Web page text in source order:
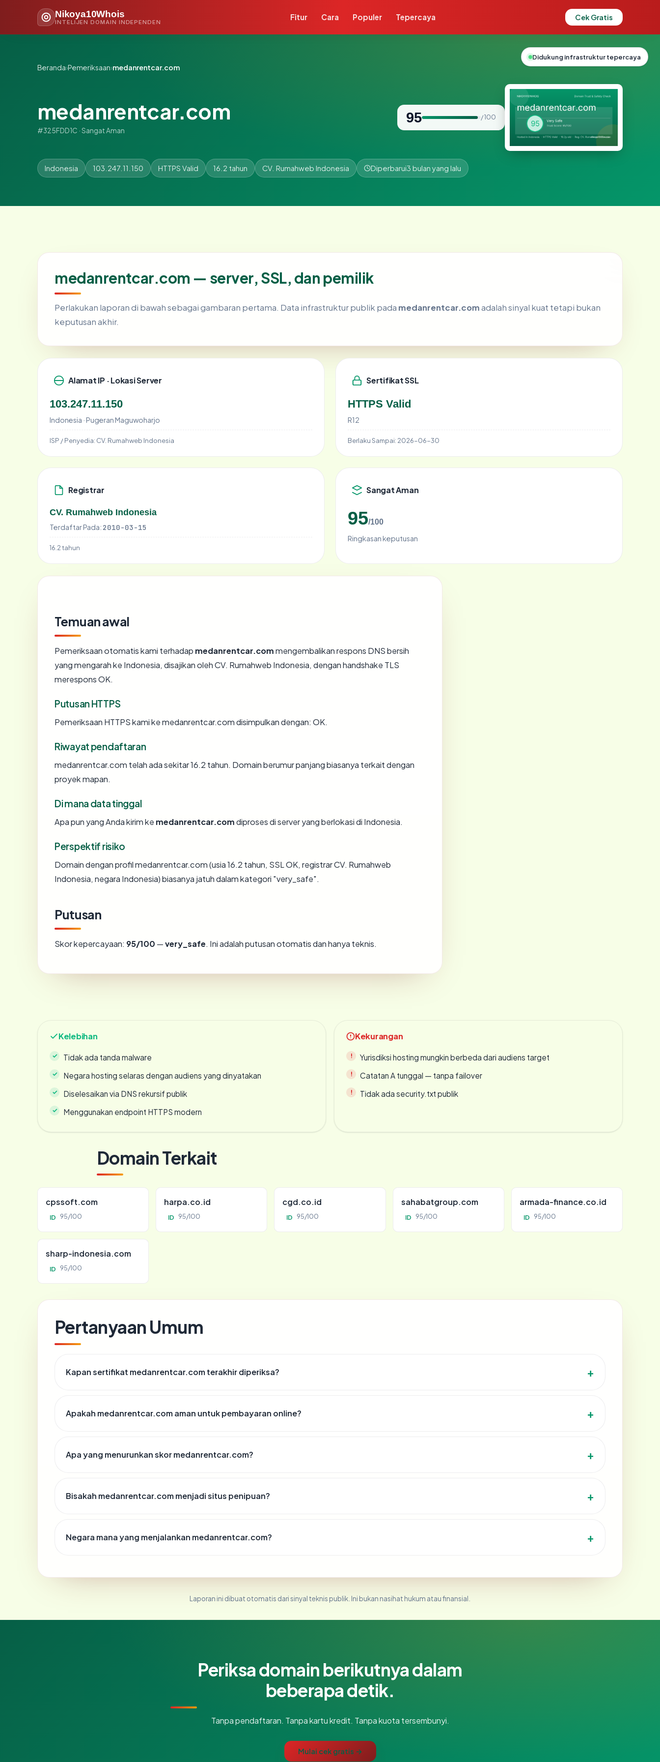
Nikoya10Whois
INTELIJEN DOMAIN INDEPENDEN
Fitur Cara Populer Tepercaya Cek Gratis
Beranda›Pemeriksaan›medanrentcar.com
medanrentcar.com
#325FDD1C · Sangat Aman
95 / 100
Indonesia 103.247.11.150 HTTPS Valid 16.2 tahun CV. Rumahweb Indonesia Diperbarui3 bulan yang lalu
medanrentcar.com — server, SSL, dan pemilik
Perlakukan laporan di bawah sebagai gambaran pertama. Data infrastruktur publik pada medanrentcar.comadalah sinyal kuat tetapi bukan
keputusan akhir.
Alamat IP · Lokasi Server
103.247.11.150
Indonesia · Pugeran Maguwoharjo
ISP / Penyedia: CV. Rumahweb Indonesia
Sertifikat SSL
HTTPS Valid
R12
Berlaku Sampai: 2026-06-30
Registrar
CV. Rumahweb Indonesia
Terdaftar Pada: 2010-03-15
16.2 tahun
Sangat Aman
95/100
Ringkasan keputusan
Temuan awal
Pemeriksaan otomatis kami terhadap medanrentcar.commengembalikan respons DNS bersih
yang mengarah ke Indonesia, disajikan oleh CV. Rumahweb Indonesia, dengan handshake TLS
merespons OK.
Putusan HTTPS
Pemeriksaan HTTPS kami ke medanrentcar.com disimpulkan dengan: OK.
Riwayat pendaftaran
medanrentcar.com telah ada sekitar 16.2 tahun. Domain berumur panjang biasanya terkait dengan
proyek mapan.
Di mana data tinggal
Apa pun yang Anda kirim ke medanrentcar.comdiproses di server yang berlokasi di Indonesia.
Perspektif risiko
Domain dengan profil medanrentcar.com (usia 16.2 tahun, SSL OK, registrar CV. Rumahweb
Indonesia, negara Indonesia) biasanya jatuh dalam kategori "very_safe".
Putusan
Skor kepercayaan: 95/100 —very_safe. Ini adalah putusan otomatis dan hanya teknis.
Kelebihan
Tidak ada tanda malware
Negara hosting selaras dengan audiens yang dinyatakan
Diselesaikan via DNS rekursif publik
Menggunakan endpoint HTTPS modern
Kekurangan
Yurisdiksi hosting mungkin berbeda dari audiens target
Catatan A tunggal — tanpa failover
Tidak ada security.txt publik
Domain Terkait
cpssoft.com
ID 95/100
harpa.co.id
ID 95/100
cgd.co.id
ID 95/100
sahabatgroup.com
ID 95/100
armada-finance.co.id
ID 95/100
sharp-indonesia.com
ID 95/100
Pertanyaan Umum
Kapan sertifikat medanrentcar.com terakhir diperiksa?
Apakah medanrentcar.com aman untuk pembayaran online?
Apa yang menurunkan skor medanrentcar.com?
Bisakah medanrentcar.com menjadi situs penipuan?
Negara mana yang menjalankan medanrentcar.com?
Laporan ini dibuat otomatis dari sinyal teknis publik. Ini bukan nasihat hukum atau finansial.
Periksa domain berikutnya dalam
beberapa detik.
Tanpa pendaftaran. Tanpa kartu kredit. Tanpa kuota tersembunyi.
Mulai cek gratis →
Didukung infrastruktur tepercaya